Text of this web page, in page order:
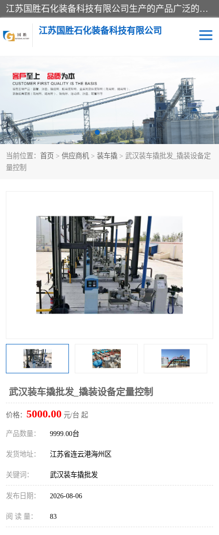
江苏国胜石化装备科技有限公司生产的产品广泛的应用于石油、石化等行业中，产品种类齐全，其中包括装卸鹤管、汽车鹤管、火车鹤管、装车鹤管、卸车鹤管、上装鹤管、下装鹤管、lng鹤管、发油鹤管、液氨鹤管、液化气鹤管等，我们生产的产品质量上乘，价格实惠，服务好，买鹤管就到国胜石化装备！
江苏国胜石化装备科技有限公司
当前位置： 首页 > 供应商机 > 装车撬 > 武汉装车撬批发_撬装设备定
量控制
武汉装车撬批发_撬装设备定量控制
价格： 5000.00 元/台 起
产品数量： 9999.00台
发货地址： 江苏省连云港海州区
关键词： 武汉装车撬批发
发布日期： 2026-08-06
阅 读 量： 83
输油臂 鹤管活动梯